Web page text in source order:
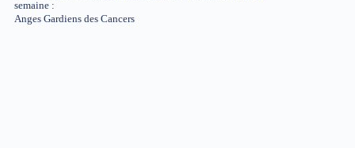
semaine :
Anges Gardiens des Cancers